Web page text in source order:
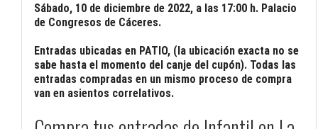
Sábado, 10 de diciembre de 2022, a las 17:00 h. Palacio
de Congresos de Cáceres.
Entradas ubicadas en PATIO, (la ubicación exacta no se
sabe hasta el momento del canje del cupón). Todas las
entradas compradas en un mismo proceso de compra
van en asientos correlativos.